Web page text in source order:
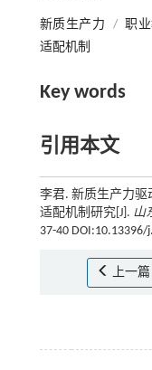
新质生产力 / 职
适配机制
Key words
引用本文
李君. 新质生产力
适配机制研究[J]. 山
37-40
上一篇